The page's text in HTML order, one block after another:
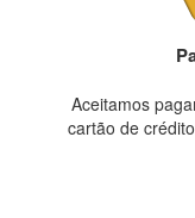
Aceitamos
cartão de